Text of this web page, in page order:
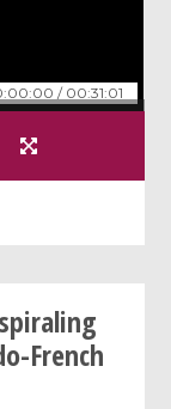
/ 00:31:01
French